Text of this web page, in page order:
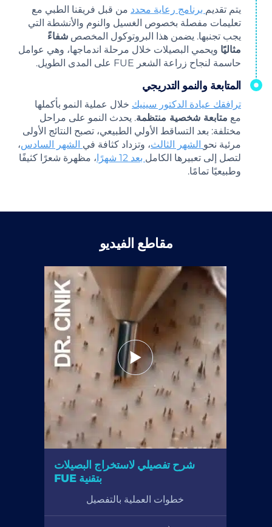
يتم تقديم برنامج رعاية محدد من قبل فريقنا الطبي مع
تعليمات مفصلة بخصوص الغسيل والنوم والأنشطة التي
يجب تجنبها. يضمن هذا البروتوكول المخصص شفاءً
مثاليًا ويحمي البصيلات خلال مرحلة اندماجها، وهي عوامل
حاسمة لنجاح زراعة الشعر FUE على المدى الطويل.
المتابعة والنمو التدريجي
ترافقك عيادة الدكتور سينيك خلال عملية النمو بأكملها
مع متابعة شخصية منتظمة. يحدث النمو على مراحل
مختلفة: بعد التساقط الأولي الطبيعي، تصبح النتائج الأولى
مرئية نحو الشهر الثالث، وتزداد كثافة في الشهر السادس،
لتصل إلى تعبيرها الكامل بعد 12 شهرًا
، مظهرة شعرًا كثيفًا
وطبيعيًا تمامًا.
مقاطع الفيديو
شرح تفصيلي لاستخراج البصيلات
بتقنية FUE
خطوات العملية بالتفصيل